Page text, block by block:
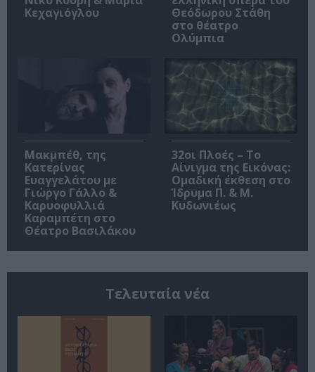
Κεχαγιόγλου
Θεόδωρου Στάθη
στο θέατρο
Ολύμπια
Μακμπέθ, της
Κατερίνας
Ευαγγελάτου με
Γιώργο Γάλλο &
Καρυοφυλλιά
Καραμπέτη στο
Θέατρο Βασιλάκου
32οι Πλοές – Το
Αίνιγμα της Εικόνας:
Ομαδική έκθεση στο
Ίδρυμα Π. & Μ.
Κυδωνιέως
Τελευταία νέα